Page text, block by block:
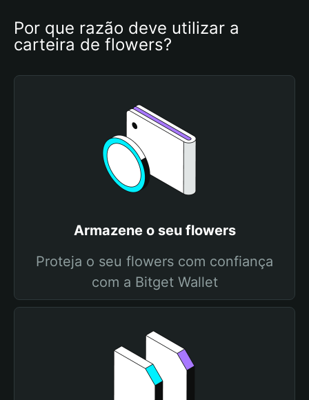
Por que razão deve utilizar a
carteira de flowers?
Armazene o seu flowers
Proteja o seu flowers com confiança
com a Bitget Wallet